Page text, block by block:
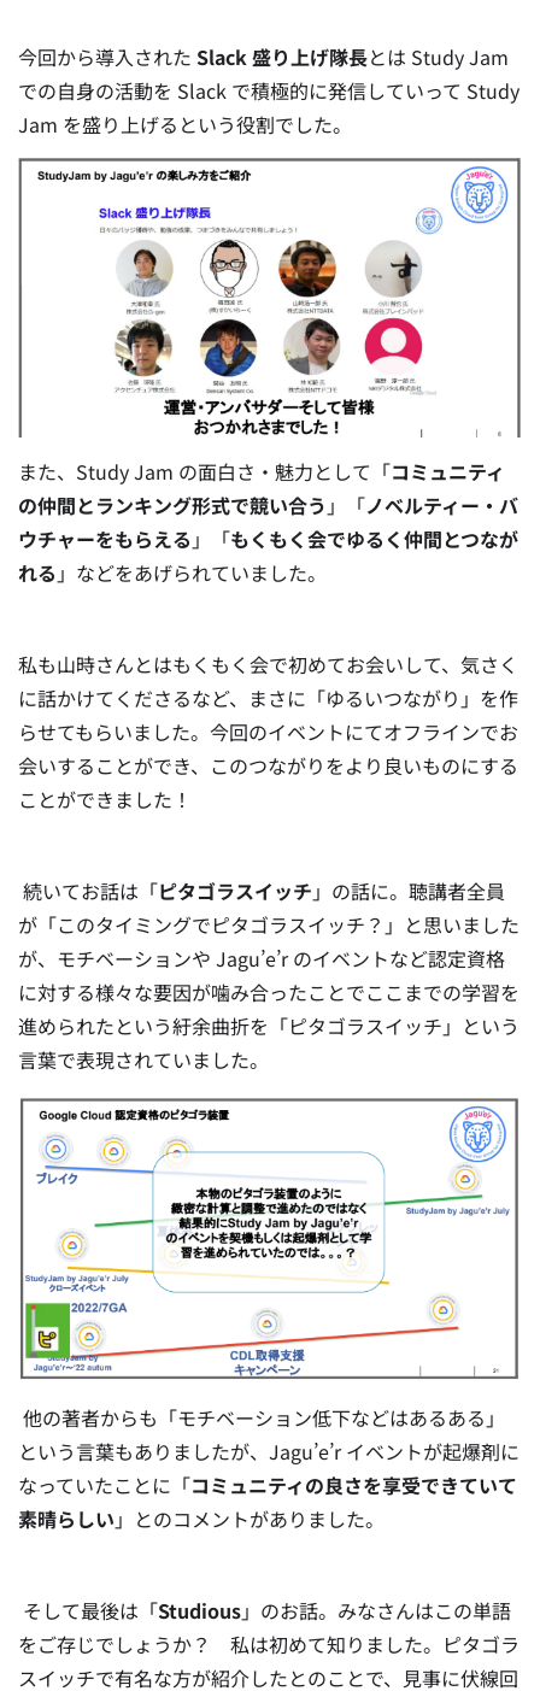
今回から導入された Slack 盛り上げ隊長とは Study Jam
での自身の活動を Slack で積極的に発信していって Study
Jam を盛り上げるという役割でした。
また、Study Jam の面白さ・魅力として「コミュニティ
の仲間とランキング形式で競い合う 」「ノベルティー・バ
ウチャーをもらえる 」「もくもく会でゆるく仲間とつなが
れる 」などをあげられていました。
私も山時さんとはもくもく会で初めてお会いして、気さく
に話かけてくださるなど、まさに「ゆるいつながり」を作
らせてもらいました。今回のイベントにてオフラインでお
会いすることができ、このつながりをより良いものにする
ことができました！
続いてお話は「ピタゴラスイッチ 」の話に。聴講者全員
が「このタイミングでピタゴラスイッチ？」と思いました
が、モチベーションや Jagu’e’r のイベントなど認定資格
に対する様々な要因が噛み合ったことでここまでの学習を
進められたという紆余曲折を「ピタゴラスイッチ」という
言葉で表現されていました。
他の著者からも「モチベーション低下などはあるある」
という言葉もありましたが、Jagu’e’r イベントが起爆剤に
なっていたことに「コミュニティの良さを享受できていて
素晴らしい 」とのコメントがありました。
そして最後は「Studious」のお話。みなさんはこの単語
をご存じでしょうか？ 私は初めて知りました。ピタゴラ
スイッチで有名な方が紹介したとのことで、見事に伏線回